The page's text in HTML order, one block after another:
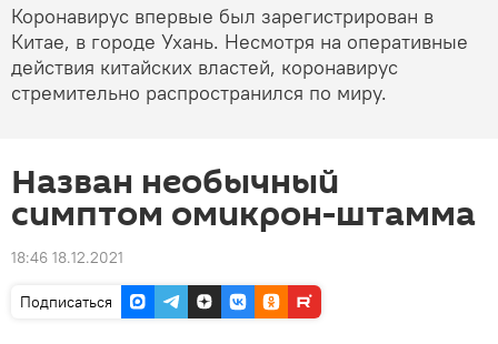
Коронавирус впервые был зарегистрирован в
Китае, в городе Ухань. Несмотря на оперативные
действия китайских властей, коронавирус
стремительно распространился по миру.
Назван необычный
симптом омикрон-штамма
18:46 18.12.2021
Подписаться